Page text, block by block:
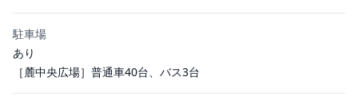
駐車場
あり
［麓中央広場］普通車40台、バス3台